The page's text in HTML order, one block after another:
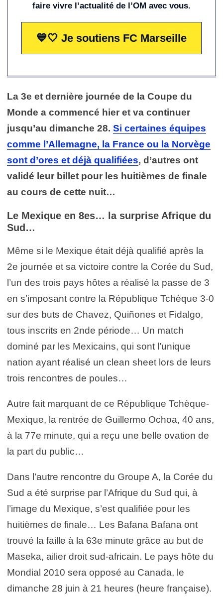
faire vivre l’actualité de l’OM avec vous.
💙🤍 Je soutiens FC Marseille
La 3e et dernière journée de la Coupe du
Monde a commencé hier et va continuer
jusqu’au dimanche 28. Si certaines équipes
comme l’Allemagne, la France ou la Norvège
sont d’ores et déjà qualifiées, d’autres ont
validé leur billet pour les huitièmes de finale
au cours de cette nuit…
Le Mexique en 8es… la surprise Afrique du
Sud…
Même si le Mexique était déjà qualifié après la
2e journée et sa victoire contre la Corée du Sud,
l’un des trois pays hôtes a réalisé la passe de 3
en s’imposant contre la République Tchèque 3-0
sur des buts de Chavez, Quiñones et Fidalgo,
tous inscrits en 2nde période… Un match
dominé par les Mexicains, qui sont l’unique
nation ayant réalisé un clean sheet lors de leurs
trois rencontres de poules…
Autre fait marquant de ce République Tchèque-
Mexique, la rentrée de Guillermo Ochoa, 40 ans,
à la 77e minute, qui a reçu une belle ovation de
la part du public…
Dans l’autre rencontre du Groupe A, la Corée du
Sud a été surprise par l’Afrique du Sud qui, à
l’image du Mexique, s’est qualifiée pour les
huitièmes de finale… Les Bafana Bafana ont
trouvé la faille à la 63e minute grâce au but de
Maseka, ailier droit sud-africain. Le pays hôte du
Mondial 2010 sera opposé au Canada, le
dimanche 28 juin à 21 heures (heure française).